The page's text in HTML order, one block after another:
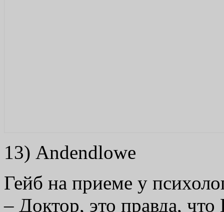
13) Andendlowe
Гейб на приеме у
– Доктор, это правда,